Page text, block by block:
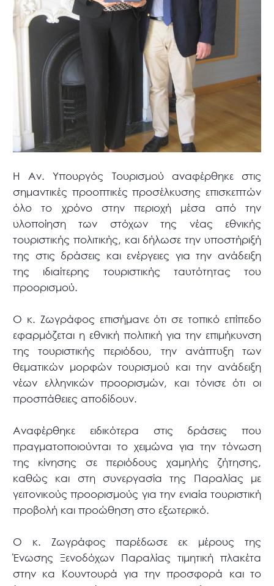
Η Αν. Υπουργός Τουρισμού αναφέρθηκε στις
σημαντικές προοπτικές προσέλκυσης επισκεπτών
όλο το χρόνο στην περιοχή μέσα από την
υλοποίηση των στόχων της νέας εθνικής
τουριστικής πολιτικής, και δήλωσε την υποστήριξή
της στις δράσεις και ενέργειες για την ανάδειξη
της ιδιαίτερης τουριστικής ταυτότητας του
προορισμού.
Ο κ. Ζωγράφος επισήμανε ότι σε τοπικό επίπεδο
εφαρμόζεται η εθνική πολιτική για την επιμήκυνση
της τουριστικής περιόδου, την ανάπτυξη των
θεματικών μορφών τουρισμού και την ανάδειξη
νέων ελληνικών προορισμών, και τόνισε ότι οι
προσπάθειες αποδίδουν.
Αναφέρθηκε ειδικότερα στις δράσεις που
πραγματοποιούνται το χειμώνα για την τόνωση
της κίνησης σε περιόδους χαμηλής ζήτησης,
καθώς και στη συνεργασία της Παραλίας με
γειτονικούς προορισμούς για την ενιαία τουριστική
προβολή και προώθηση στο εξωτερικό.
Ο κ. Ζωγράφος παρέδωσε εκ μέρους της
Ένωσης Ξενοδόχων Παραλίας τιμητική πλακέτα
στην κα Κουντουρά για την προσφορά και το